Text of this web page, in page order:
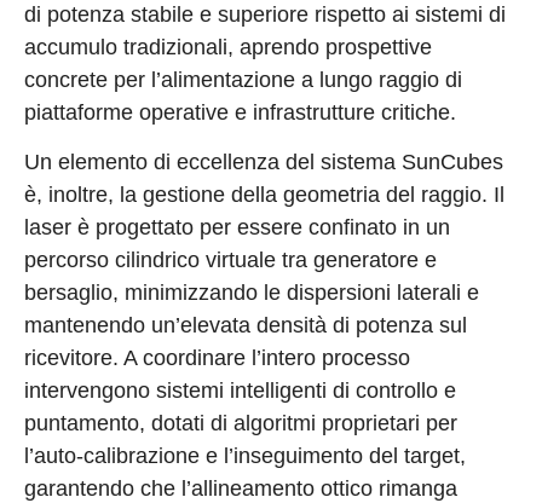
di potenza stabile e superiore rispetto ai sistemi di
accumulo tradizionali, aprendo prospettive
concrete per l’alimentazione a lungo raggio di
piattaforme operative e infrastrutture critiche.
Un elemento di eccellenza del sistema SunCubes
è, inoltre, la gestione della geometria del raggio. Il
laser è progettato per essere confinato in un
percorso cilindrico virtuale tra generatore e
bersaglio, minimizzando le dispersioni laterali e
mantenendo un’elevata densità di potenza sul
ricevitore. A coordinare l’intero processo
intervengono sistemi intelligenti di controllo e
puntamento, dotati di algoritmi proprietari per
l’auto-calibrazione e l’inseguimento del target,
garantendo che l’allineamento ottico rimanga